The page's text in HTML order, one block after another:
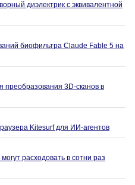
диэлектрик с эквивалентной
биофильтра Claude Fable 5 на
преобразования 3D-сканов в
Kitesurf для ИИ-агентов
расходовать в сотни раз